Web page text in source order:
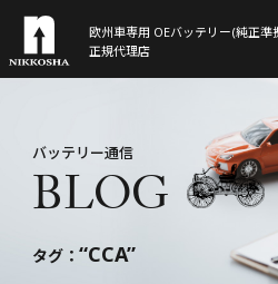
欧州車専用 OEバッテリー(純正準
正規代理店
製品ラインナップ
取扱製品一覧
MOLL
Banner
大型トラック／産業用・農機・
会社概要
History
バッテリー通信
バッテリー通信
BLOG
タグ： “CCA”